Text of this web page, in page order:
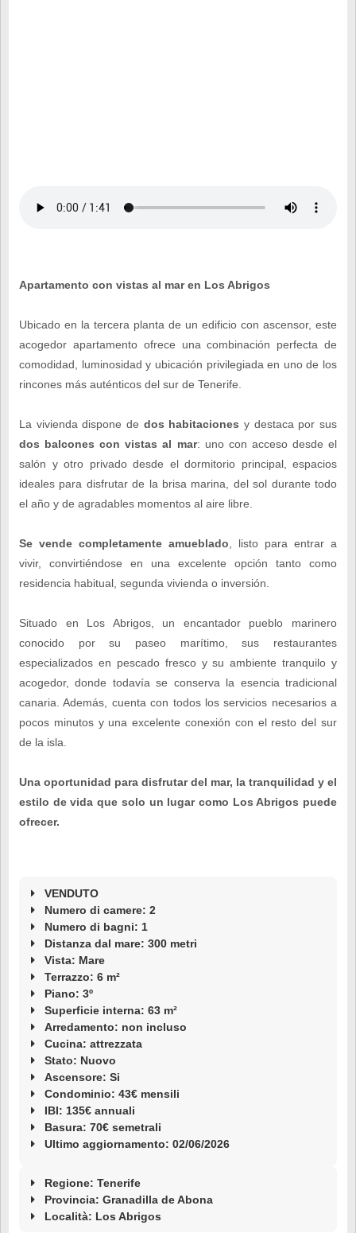
Apartamento con vistas al mar en Los Abrigos
Ubicado en la tercera planta de un edificio con ascensor, este
acogedor apartamento ofrece una combinación perfecta de
comodidad, luminosidad y ubicación privilegiada en uno de los
rincones más auténticos del sur de Tenerife.
La vivienda dispone de dos habitaciones y destaca por sus
dos balcones con vistas al mar: uno con acceso desde el
salón y otro privado desde el dormitorio principal, espacios
ideales para disfrutar de la brisa marina, del sol durante todo
el año y de agradables momentos al aire libre.
Se vende completamente amueblado , listo para entrar a
vivir, convirtiéndose en una excelente opción tanto como
residencia habitual, segunda vivienda o inversión.
Situado en Los Abrigos, un encantador pueblo marinero
conocido por su paseo marítimo, sus restaurantes
especializados en pescado fresco y su ambiente tranquilo y
acogedor, donde todavía se conserva la esencia tradicional
canaria. Además, cuenta con todos los servicios necesarios a
pocos minutos y una excelente conexión con el resto del sur
de la isla.
Una oportunidad para disfrutar del mar, la tranquilidad y el
estilo de vida que solo un lugar como Los Abrigos puede
ofrecer.
VENDUTO
Numero di camere: 2
Numero di bagni: 1
Distanza dal mare: 300 metri
Vista: Mare
Terrazzo: 6 m²
Piano: 3º
Superficie interna: 63 m²
Arredamento: non incluso
Cucina: attrezzata
Stato: Nuovo
Ascensore: Si
Condominio: 43€ mensili
IBI: 135€ annuali
Basura: 70€ semetrali
Ultimo aggiornamento: 02/06/2026
Regione: Tenerife
Provincia: Granadilla de Abona
Località: Los Abrigos